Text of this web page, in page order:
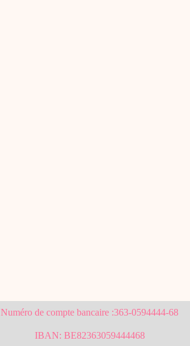
Numéro de compte bancaire :363-0594444-68
IBAN: BE82363059444468